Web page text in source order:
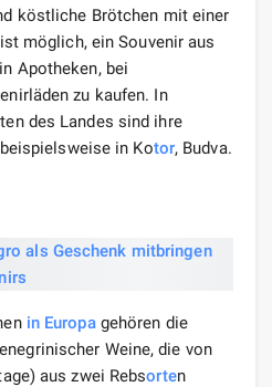
köstliche Brötchen mit einer
möglich, ein Souvenir aus
Apotheken, bei
zu kaufen. In
des Landes sind ihre
in Kotor, Budva.
in Europagehören die
Weine, die von
aus zwei Rebsorten